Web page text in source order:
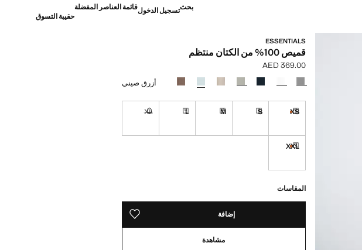
بحثتسجيل الدخولقائمة العناصر المفضلة
حقيبة التسوق
ESSENTIALS
قميص 100% من الكتان منتظم
السعر الحالي [AED 369.00 ]
AED 369.00
حدد اللون
أزرق صيني
XS
توصيل خلال مدة تتراوح بين 7 و 10 أيام عمل
القطع الأخيرة!
S
M
L
XL
XXL
المقاسات
إضافة حفظه في قائمة منتجاتك المفضلة
مشاهدة